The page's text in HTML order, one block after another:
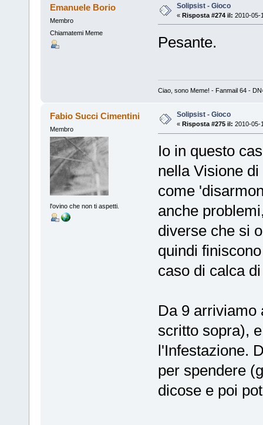
Emanuele Borio
Membro
Chiamatemi Meme
Solipsist - Gioco
« Risposta #274 il: 2010-05-
Pesante.
Ciao, sono Meme! - Fanmail 64 -
Fabio Succi Cimentini
Membro
l'ovino che non ti aspetti.
Solipsist - Gioco
« Risposta #275 il: 2010-05-
Io in questo
nella Visione
come
anche
diverse che si
quindi
caso di calca
Da 9 arriviamo
scritto sopra),
l'Infestazione.
per spendere
dicose e poi